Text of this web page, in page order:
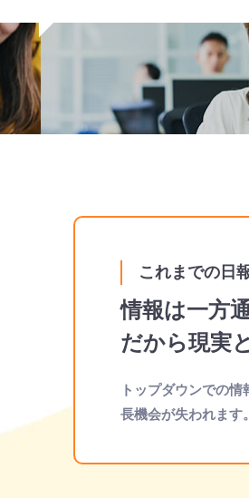
これまでの日
情報は一方
だから現実
トップダウンでの
長機会が失われます